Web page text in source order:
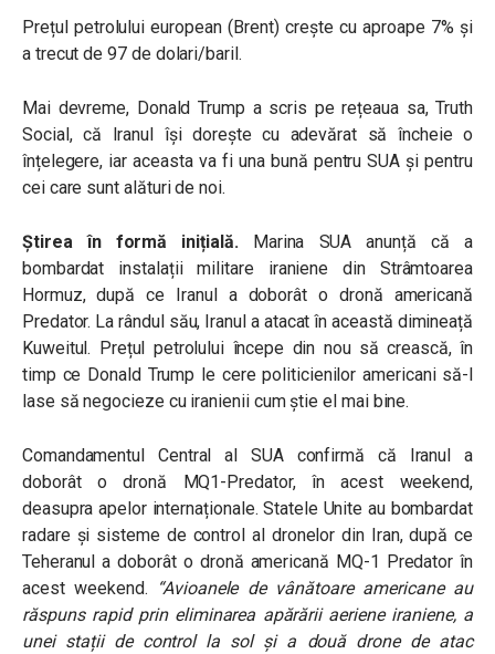
Prețul petrolului european (Brent) crește cu aproape 7% și
a trecut de 97 de dolari/baril.
Mai devreme, Donald Trump a scris pe rețeaua sa, Truth
Social, că Iranul își dorește cu adevărat să încheie o
înțelegere, iar aceasta va fi una bună pentru SUA și pentru
cei care sunt alături de noi.
Știrea în formă inițială.Marina SUA anunță că a
bombardat instalații militare iraniene din Strâmtoarea
Hormuz, după ce Iranul a doborât o dronă americană
Predator. La rândul său, Iranul a atacat în această dimineață
Kuweitul. Prețul petrolului începe din nou să crească, în
timp ce Donald Trump le cere politicienilor americani să-l
lase să negocieze cu iranienii cum știe el mai bine.
Comandamentul Central al SUA confirmă că Iranul a
doborât o dronă MQ1-Predator, în acest weekend,
deasupra apelor internaționale. Statele Unite au bombardat
radare și sisteme de control al dronelor din Iran, după ce
Teheranul a doborât o dronă americană MQ-1 Predator în
acest weekend.
“Avioanele de vânătoare americane au
răspuns rapid prin eliminarea apărării aeriene iraniene, a
unei stații de control la sol și a două drone de atac